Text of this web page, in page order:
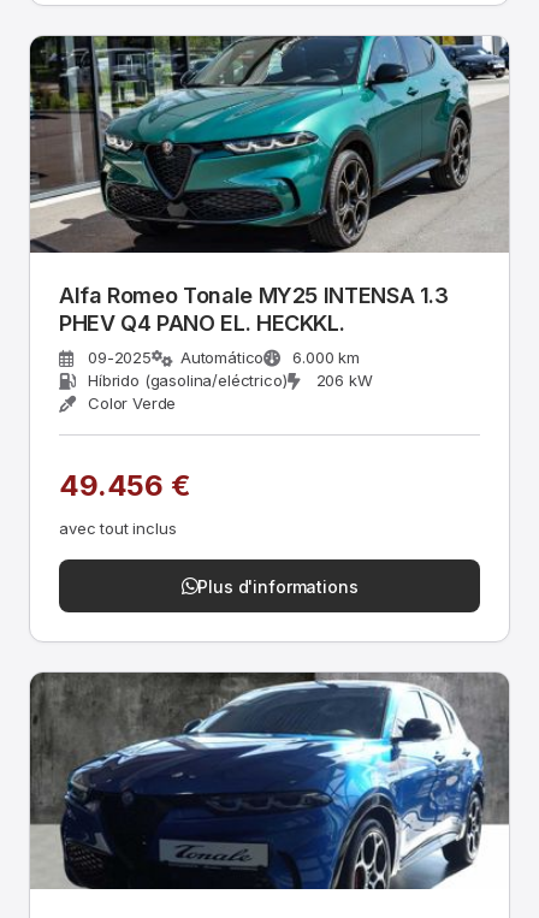
Alfa Romeo Tonale MY25 INTENSA 1.3
PHEV Q4 PANO EL. HECKKL.
09-2025 Automático
6.000 km
Híbrido (gasolina/eléctrico)
206 kW
Color Verde
49.456 €
avec tout inclus
Plus d'informations